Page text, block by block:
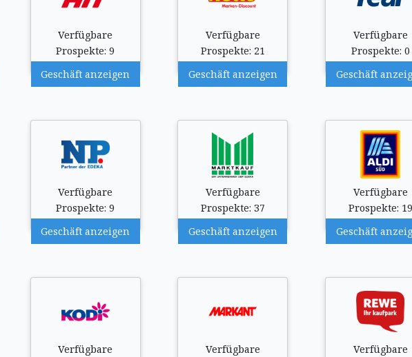
Verfügbare
Prospekte: 9
Geschäft anzeigen
Verfügbare
Prospekte: 21
Geschäft anzeigen
Verfügbare
Prospekte: 0
Geschäft
Verfügbare
Prospekte: 9
Geschäft anzeigen
Verfügbare
Prospekte: 37
Geschäft anzeigen
Verfügbare
Prospekte: 19
Geschäft
Verfügbare
Verfügbare
Verfügbare